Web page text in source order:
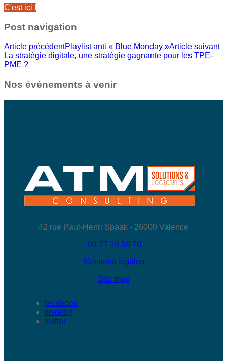
C'est ici !
Post navigation
Article précédentPlaylist anti « Blue Monday »Article suivant
La stratégie digitale, une stratégie gagnante pour les TPE-
PME ?
Nos évènements à venir
42 rue Paul-Henri Spaak - 26000 Valence
09 77 19 50 70
Mentions légales
Site map
facebook
linkedin
twitter